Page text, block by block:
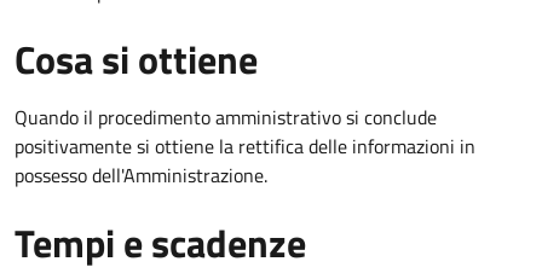
Cosa si ottiene
Quando il procedimento amministrativo si conclude
positivamente si ottiene la rettifica delle informazioni in
possesso dell'Amministrazione.
Tempi e scadenze